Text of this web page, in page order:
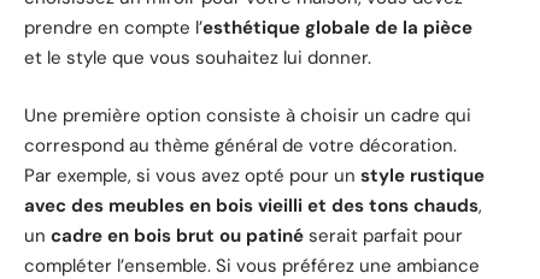
prendre en compte l’esthétique globale de la pièce
et le style que vous souhaitez lui donner.
Une première option consiste à choisir un cadre qui
correspond au thème général de votre décoration.
Par exemple, si vous avez opté pour un style rustique
avec des meubles en bois vieilli et des tons chauds,
un cadre en bois brut ou patiné serait parfait pour
compléter l’ensemble. Si vous préférez une ambiance